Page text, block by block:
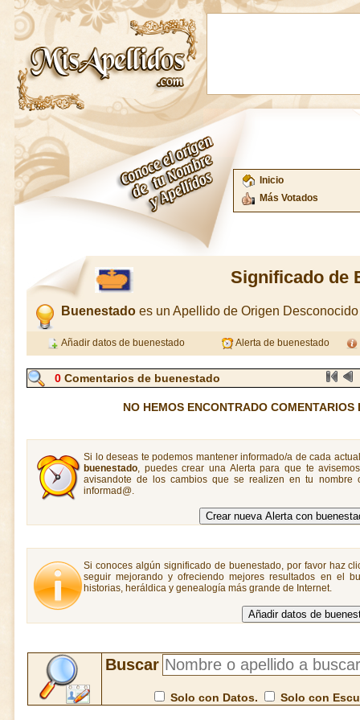
Inicio
Más Votados
Significado de
Buenestado es un Apellido de Origen
Añadir datos de buenestado Alerta de buenestado
0 Comentarios de buenestado
NO HEMOS ENCONTRADO COMENTARIOS
Si lo deseas te podemos mantener informado/a de cada
buenestado, puedes crear una Alerta para que te
avisandote de los cambios que se realizen en tu
informad@.
Si conoces algún significado de buenestado, por favor haz
seguir mejorando y ofreciendo mejores resultados en el
historias, heráldica y genealogía más grande de Internet.
Buscar
Solo con Datos. Solo con